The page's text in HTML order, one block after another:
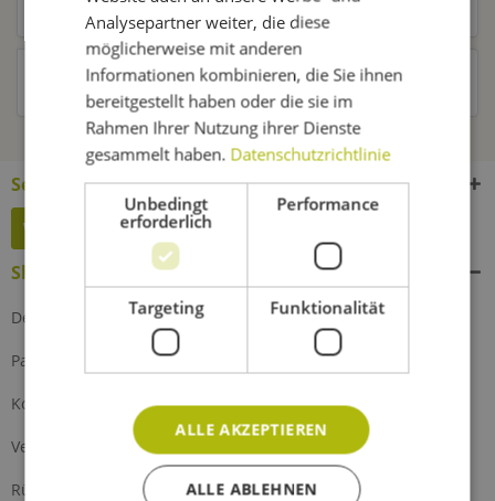
Kunden haben sich ebenfalls angesehen
Service Hotline
Widerruf erklären
Shop Service
Defektes Produkt
Partnerprogramm
Kontakt
Versand und Zahlung
Rückgabe
Analysepartner weiter, die diese
möglicherweise mit anderen
Informationen kombinieren, die Sie ihnen
bereitgestellt haben oder die sie im
Rahmen Ihrer Nutzung ihrer Dienste
gesammelt haben. Datenschutzrichtlinie
Unbedingt
erforderlich
Performance
Targeting Funktionalität
ALLE AKZEPTIEREN
ALLE ABLEHNEN